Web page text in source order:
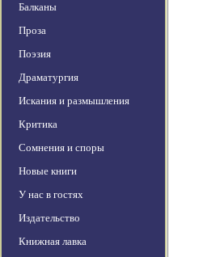
Балканы
Проза
Поэзия
Драматургия
Искания и размышления
Критика
Сомнения и споры
Новые книги
У нас в гостях
Издательство
Книжная лавка